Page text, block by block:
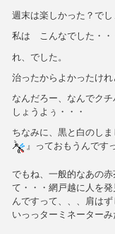
週末は楽しかった？でし
私は こんなでした・・
れ、 でした。
治ったからよかったけ
なんだろー、なんでク
しょうよぅ・・・
ちなみに、黒と白のし
』っておもうんです
でもね、一般的なあの
て・・・網戸越に人を
んですって、、、肩は
いっっターミネーターみ